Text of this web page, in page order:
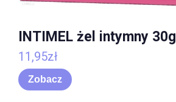
INTIMEL żel intymny 30g
11,95zł
Zobacz